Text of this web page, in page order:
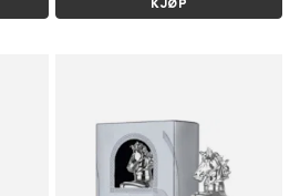
KJØP